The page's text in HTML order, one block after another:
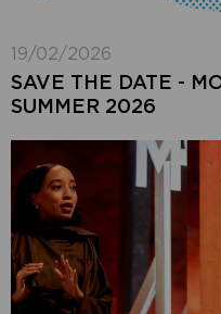
19/02/2026
SAVE THE DATE -
SUMMER 2026